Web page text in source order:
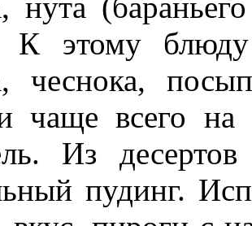
К этому
чеснока,
чаще всего
Из
пудинг.